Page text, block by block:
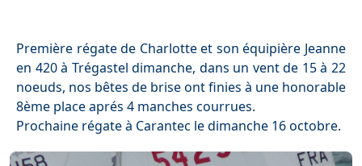
Première régate de Charlotte et son équipière Jeanne
en 420 à Trégastel dimanche, dans un vent de 15 à 22
noeuds, nos bêtes de brise ont finies à une honorable
8ème place aprés 4 manches courrues.
Prochaine régate à Carantec le dimanche 16 octobre.